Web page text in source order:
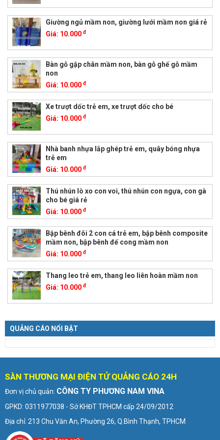
Giường ngủ mầm non, giường lưới mầm non giá rẻ
Giá: 10.000 đ
Bàn gỗ gập chân mầm non, bàn gỗ ghế gỗ mầm
non
Giá: 10.000 đ
Xe trượt dốc trẻ em, xe trượt dốc cho bé
Giá: 10.000 đ
Nhà banh nhựa lắp ghép trẻ em, quây bóng nhựa
trẻ em
Giá: 10.000 đ
Thú nhún lò xo con voi, thú nhún con ngựa, con gà
cho bé giá rẻ
Giá: 10.000 đ
Bập bênh đôi 2 con cá trẻ em, bập bênh composite
mầm non, bập bênh đế cong mầm non
Giá: 10.000 đ
Thang leo trẻ em, thang leo liên hoàn mầm non
Giá: 10.000 đ
QUẢNG CÁO NỔI BẬT
SÀN THƯƠNG MẠI ĐIỆN TỬ QUẢNG CÁO 24H
Đơn vị chủ quản: CÔNG TY PHƯƠNG NAM VINA
GPKD: 0311977038 - Sở KHĐT TPHCM cấp 24/09/2012
Địa chỉ: 213 Chu Văn An, Phường 26, Q.Bình Thạnh, TPHCM